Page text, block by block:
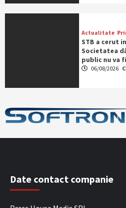
Actualitate
STB a cerut
Societatea
public nu va
06/08/2026
Date contact companie